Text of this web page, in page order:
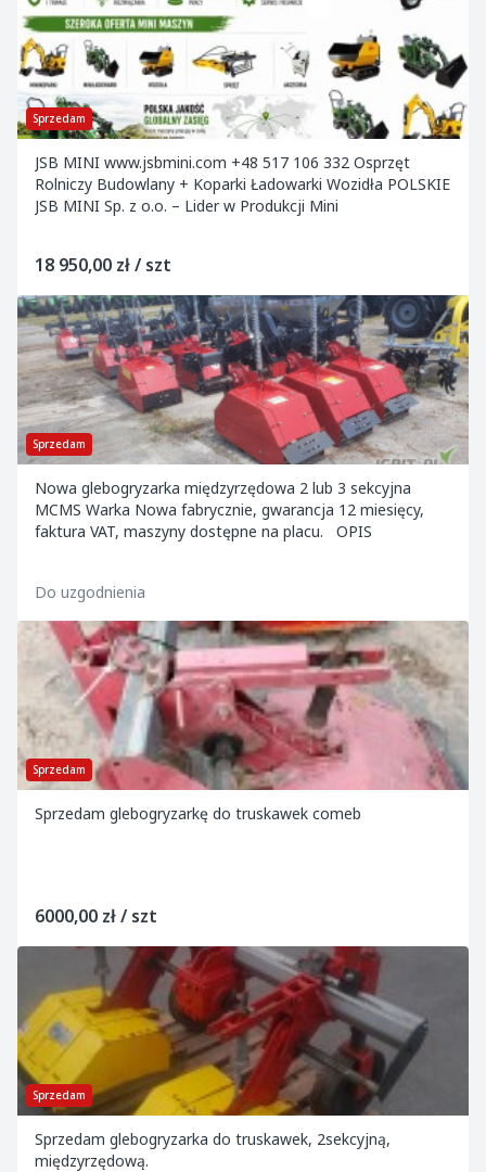
Sprzedam
JSB MINI www.jsbmini.com +48 517 106 332 Osprzęt
Rolniczy Budowlany + Koparki Ładowarki Wozidła POLSKIE
JSB MINI Sp. z o.o. – Lider w Produkcji Mini
18 950,00 zł / szt
Sprzedam
Nowa glebogryzarka międzyrzędowa 2 lub 3 sekcyjna
MCMS Warka Nowa fabrycznie, gwarancja 12 miesięcy,
faktura VAT, maszyny dostępne na placu. OPIS
Do uzgodnienia
Sprzedam
Sprzedam glebogryzarkę do truskawek comeb
6000,00 zł / szt
Sprzedam
Sprzedam glebogryzarka do truskawek, 2sekcyjną,
międzyrzędową.